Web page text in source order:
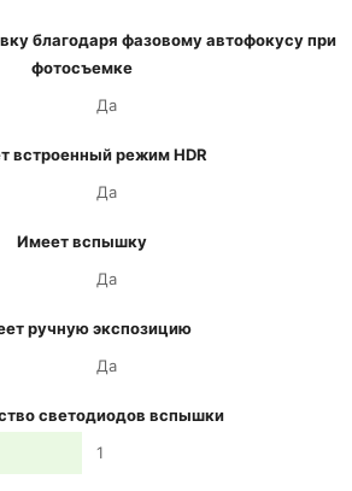
благодаря фазовому автофокусу при
фотосъемке
Да
встроенный режим HDR
Да
Имеет вспышку
Да
ручную экспозицию
Да
светодиодов вспышки
1